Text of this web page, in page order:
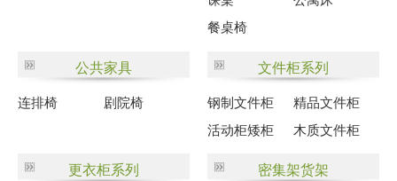
餐桌椅
公共家具
连排椅 剧院椅
文件柜系列
钢制文件柜
精品文件柜
活动柜矮柜
木质文件柜
更衣柜系列 密集架货架